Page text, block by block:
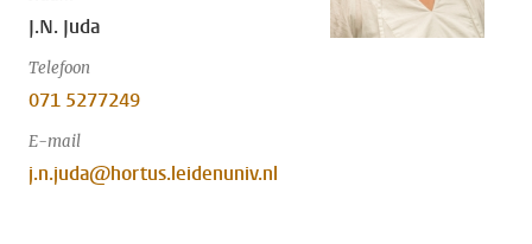
J.N. Juda
Telefoon
071 5277249
E-mail
j.n.juda@hortus.leidenuniv.nl